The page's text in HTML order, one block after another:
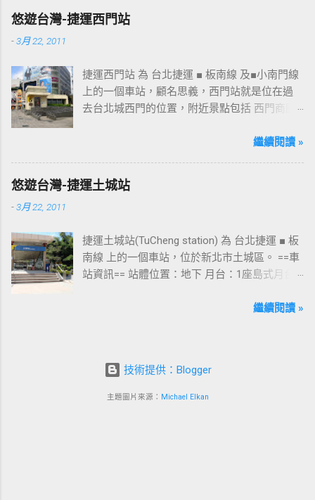
趴走將持續為讀者們追蹤其動態消息，請各位
開始期待開幕日的來臨吧！ 南華飯店施工中現
悠遊台灣-捷運西門站
-3月 22, 2011
捷運西門站 為 台北捷運 ■ 板南線 及■小南門線
上的一個車站，顧名思義，西門站就是位在過
去台北城西門的位置，附近景點包括 西門商圈
圖中的六號出口，因位處 西門商圈 之入口，成
等候的標的物，也是是最容易堵塞的出口。 捷
運西門站六號出口&西門町商圈 板南線上車站 [
站 ] - [ 龍山寺站 ] - [ 西門站 ] - [ 台北車站 ] - [
善導寺站 ] - [ 忠孝新生站 ] - [ 忠孝復興站 ] - [
忠孝敦化站 ] - [ 國父紀念館站 ] - [ 市政府站
繼續閱讀 »
悠遊台灣-捷運土城站
-3月 22, 2011
捷運土城站(TuCheng station) 為 台北捷運 ■ 板
南線 上的一個車站，位於新北市土城區。 ==車
站資訊== 站體位置：地下 月台：1座島式月台
站 ] ---->往 板橋站 、 台北車站 、 南港展覽館
寺站 ] - [ 西門站 ] - [ 台北車站 ] - [ 善導寺站 ] -
[ 忠孝新生站 ] - [ 忠孝復興站 ] - [ 忠孝敦化站
繼續閱讀 »
技術提供：Blogger
主題圖片來源： Michael Elkan